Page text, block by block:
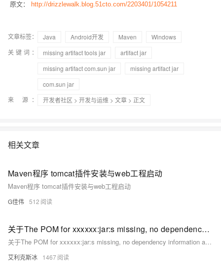
原文： http://drizzlewalk.blog.51cto.com/2203401/1054211
文章标签： Java Android开发 Maven
Windows
关键词：
missing artifact tools jar
artifact jar
missing artifact com.sun jar
missing artifact jar
com.sun jar
来 源：
开发者社区 > 开发与运维 > 文章 > 正文
相关文章
Maven程序 tomcat插件安装与web工程启动
Maven程序 tomcat插件安装与web工程启动
G佳伟 512
关于The POM for xxxxxx:jar:s missing, no dependency information avail 问题的解决
关于The POM for xxxxxx:jar:s missing, no dependency information avail 问题的解决
艾利克斯冰 1467